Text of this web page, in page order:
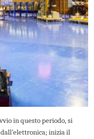
in questo periodo, si
inizia il